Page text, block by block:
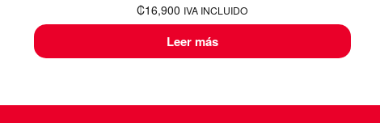
₡16,900 IVA INCLUIDO
Leer más